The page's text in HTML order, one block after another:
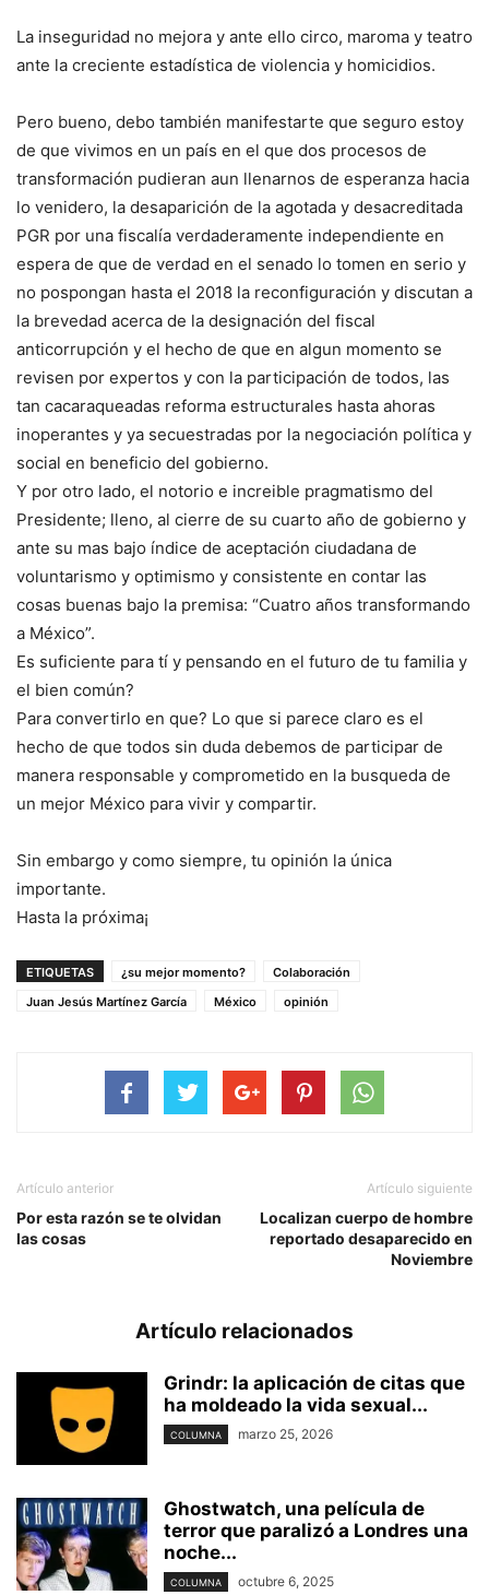
La inseguridad no mejora y ante ello circo, maroma y teatro
ante la creciente estadística de violencia y homicidios.
Pero bueno, debo también manifestarte que seguro estoy
de que vivimos en un país en el que dos procesos de
transformación pudieran aun llenarnos de esperanza hacia
lo venidero, la desaparición de la agotada y desacreditada
PGR por una fiscalía verdaderamente independiente en
espera de que de verdad en el senado lo tomen en serio y
no pospongan hasta el 2018 la reconfiguración y discutan a
la brevedad acerca de la designación del fiscal
anticorrupción y el hecho de que en algun momento se
revisen por expertos y con la participación de todos, las
tan cacaraqueadas reforma estructurales hasta ahoras
inoperantes y ya secuestradas por la negociación política y
social en beneficio del gobierno.
Y por otro lado, el notorio e increible pragmatismo del
Presidente; lleno, al cierre de su cuarto año de gobierno y
ante su mas bajo índice de aceptación ciudadana de
voluntarismo y optimismo y consistente en contar las
cosas buenas bajo la premisa: “Cuatro años transformando
a México”.
Es suficiente para tí y pensando en el futuro de tu familia y
el bien común?
Para convertirlo en que? Lo que si parece claro es el
hecho de que todos sin duda debemos de participar de
manera responsable y comprometido en la busqueda de
un mejor México para vivir y compartir.
Sin embargo y como siempre, tu opinión la única
importante.
Hasta la próxima¡
ETIQUETAS ¿su mejor momento?
Colaboración
Juan Jesús Martínez García
México opinión
Artículo anterior
Por esta razón se te olvidan
las cosas
Artículo siguiente
Localizan cuerpo de hombre
reportado desaparecido en
Noviembre
Artículo relacionados
Grindr: la aplicación de citas que
ha moldeado la vida sexual...
COLUMNA marzo 25, 2026
Ghostwatch, una película de
terror que paralizó a Londres una
noche...
COLUMNA octubre 6, 2025